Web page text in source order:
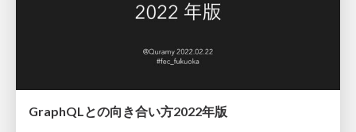
GraphQLとの向き合い方2022年版